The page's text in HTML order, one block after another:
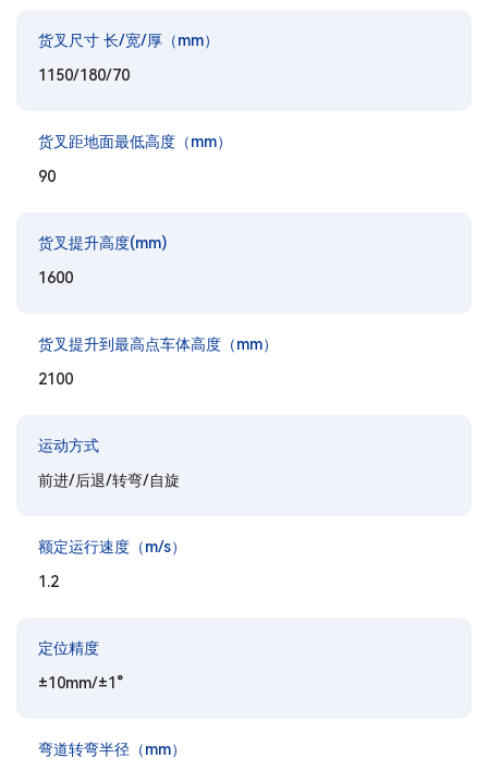
货叉尺寸 长/宽/厚（mm）
1150/180/70
货叉距地面最低高度（mm）
90
货叉提升高度(mm)
1600
货叉提升到最高点车体高度（mm）
2100
运动方式
前进/后退/转弯/自旋
额定运行速度（m/s）
1.2
定位精度
±10mm/±1°
弯道转弯半径（mm）